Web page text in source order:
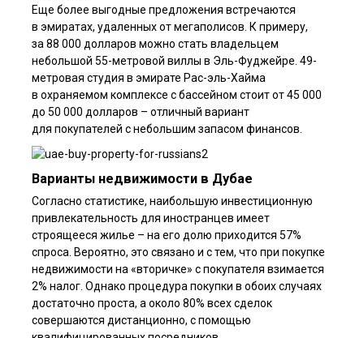
Еще более выгодные предложения встречаются
в эмиратах, удаленных от мегаполисов. К примеру,
за 88 000 долларов можно стать владельцем
небольшой 55-метровой виллы в Эль-Фуджейре. 49-
метровая студия в эмирате Рас-эль-Хайма
в охраняемом комплексе с бассейном стоит от 45 000
до 50 000 долларов – отличный вариант
для покупателей с небольшим запасом финансов.
Варианты недвижимости в Дубае
Согласно статистике, наибольшую инвестиционную
привлекательность для иностранцев имеет
строящееся жилье – на его долю приходится 57%
спроса. Вероятно, это связано и с тем, что при покупке
недвижимости на «вторичке» с покупателя взимается
2% налог. Однако процедура покупки в обоих случаях
достаточно проста, а около 80% всех сделок
совершаются дистанционно, с помощью